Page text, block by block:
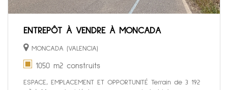
ENTREPÔT À VENDRE À MONCADA
MONCADA (VALENCIA)
1050 m2 construits
ESPACE, EMPLACEMENT ET OPPORTUNITÉ Terrain de 3 192